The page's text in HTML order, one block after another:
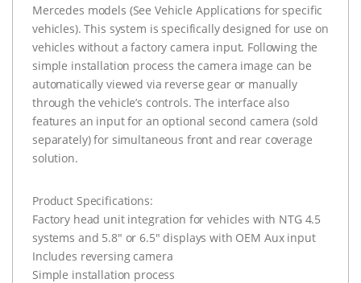
Mercedes models (See Vehicle Applications for specific
vehicles). This system is specifically designed for use on
vehicles without a factory camera input. Following the
simple installation process the camera image can be
automatically viewed via reverse gear or manually
through the vehicle’s controls. The interface also
features an input for an optional second camera (sold
separately) for simultaneous front and rear coverage
solution.
Product Specifications:
Factory head unit integration for vehicles with NTG 4.5
systems and 5.8″ or 6.5″ displays with OEM Aux input
Includes reversing camera
Simple installation process